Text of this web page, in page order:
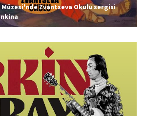
Müzesi'nde Zvantseva Okulu sergisi